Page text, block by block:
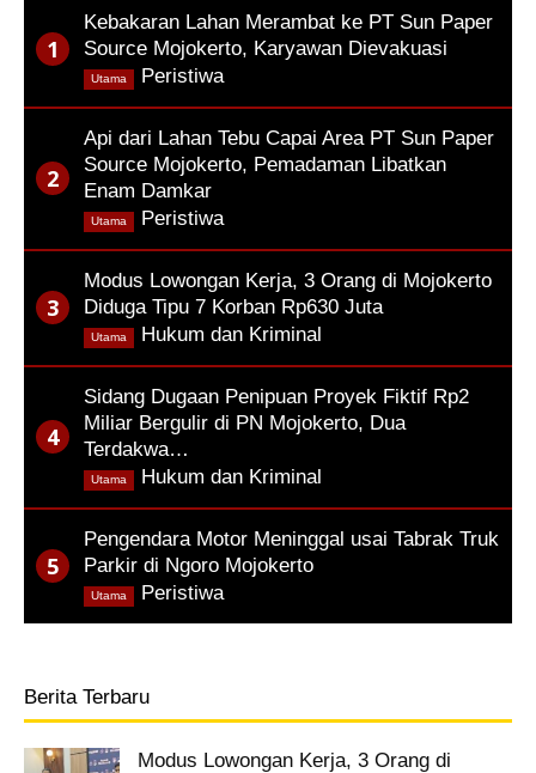
Kebakaran Lahan Merambat ke PT Sun Paper
Source Mojokerto, Karyawan Dievakuasi
Peristiwa
Utama
Api dari Lahan Tebu Capai Area PT Sun Paper
Source Mojokerto, Pemadaman Libatkan
Enam Damkar
Peristiwa
Utama
Modus Lowongan Kerja, 3 Orang di Mojokerto
Diduga Tipu 7 Korban Rp630 Juta
Hukum dan Kriminal
Utama
Sidang Dugaan Penipuan Proyek Fiktif Rp2
Miliar Bergulir di PN Mojokerto, Dua
Terdakwa…
Hukum dan Kriminal
Utama
Pengendara Motor Meninggal usai Tabrak Truk
Parkir di Ngoro Mojokerto
Peristiwa
Utama
Berita Terbaru
Modus Lowongan Kerja, 3 Orang di